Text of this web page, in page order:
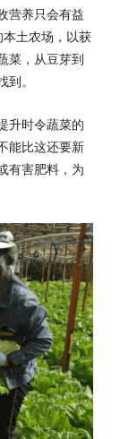
营养只会有益
土农场，以获
菜，从豆芽到
。
升时令蔬菜的
能比这还要新
有害肥料，为